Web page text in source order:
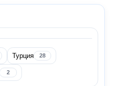
Турция 28
2